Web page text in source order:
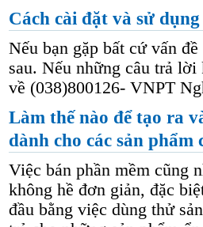
Cách cài đặt và sử
Nếu bạn gặp bất cứ vấn
sau. Nếu những câu trả
về (038)800126- VNPT
Làm thế nào để tạo ra
dành cho các sản phẩm
Việc bán phần mềm cũng
không hề đơn giản, đặc
đầu bằng việc dùng thử